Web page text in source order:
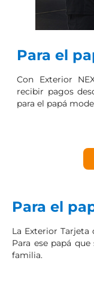
Para el
Con Exterior
recibir pagos
para el papá
Para el
La Exterior
Para ese papá
familia.